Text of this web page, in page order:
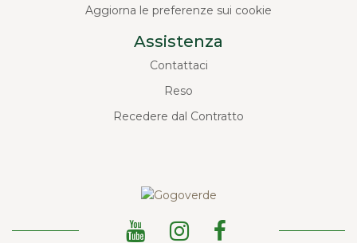
Aggiorna le preferenze sui cookie
Assistenza
Contattaci
Reso
Recedere dal Contratto